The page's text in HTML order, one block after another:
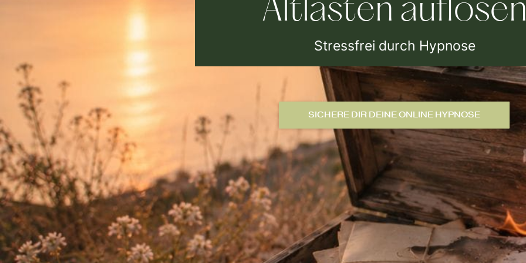
Altlasten
Stressfrei durch Hypnose
SICHERE DIR DEINE ONLINE HYPNOSE